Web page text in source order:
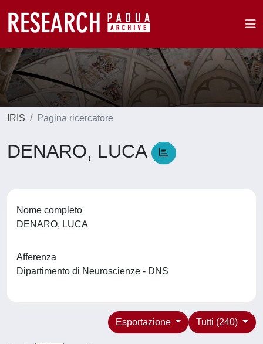
IRIS Pagina ricercatore
DENARO, LUCA
Nome completo
DENARO, LUCA
Afferenza
Dipartimento di Neuroscienze - DNS
Tutti (240)
Esportazione